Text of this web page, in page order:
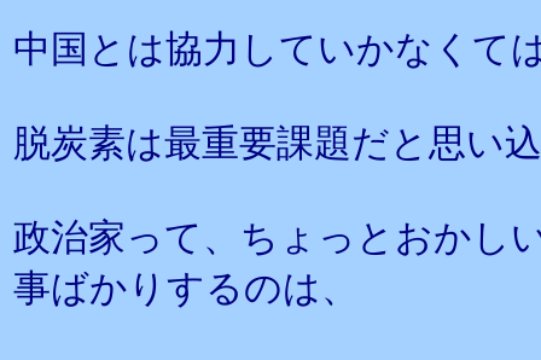
中国とは協力していかなくて
脱炭素は最重要課題だと思い
政治家って、ちょっとおか
事ばかりするのは、